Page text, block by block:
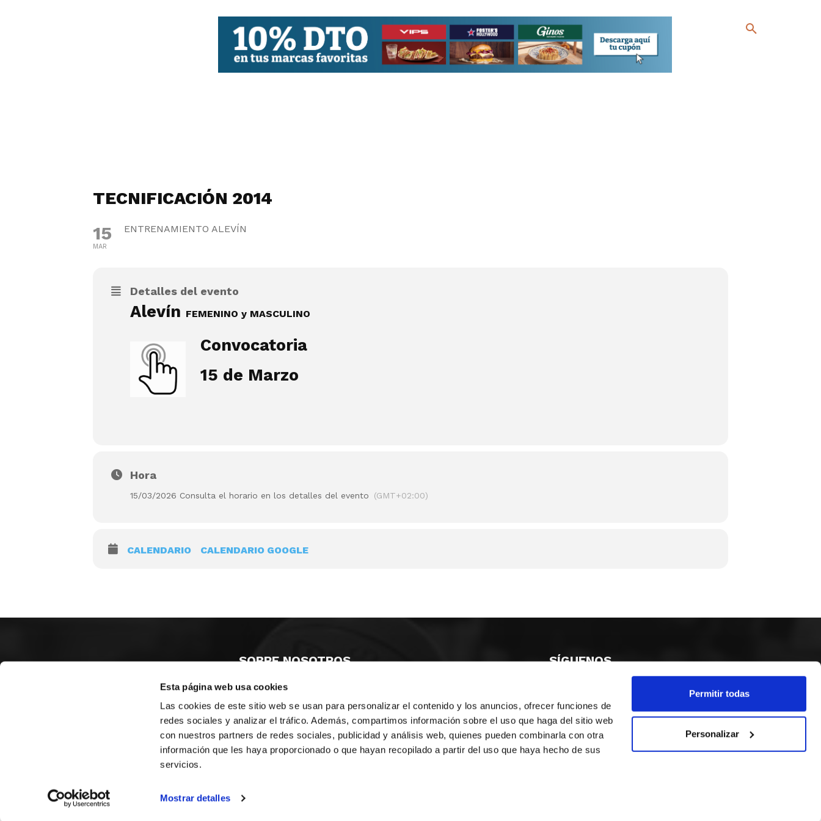
Esta página web usa cookies
Las cookies de este sitio web se usan para personalizar el contenido y los anuncios, ofrecer funciones de
redes sociales y analizar el tráfico. Además, compartimos información sobre el uso que haga del sitio web
con nuestros partners de redes sociales, publicidad y análisis web, quienes pueden combinarla con otra
información que les haya proporcionado o que hayan recopilado a partir del uso que haya hecho de sus
servicios.
Mostrar detalles
Permitir todas
Personalizar
TECNIFICACIÓN 2014
15
MAR
ENTRENAMIENTO ALEVÍN
Detalles del evento
Alevín FEMENINO y MASCULINO
Convocatoria
15 de Marzo
Hora
15/03/2026 Consulta el horario en los detalles del evento (GMT+02:00)
CALENDARIO CALENDARIO GOOGLE
SOBRE NOSOTROS
CASTELLON
VALENCIA
MONESTIR DE POBLET 14 1ª 3º
ALICANTE
CIUDAD DE MATANZAS 12
fbcv@fbcv.es
SÍGUENOS
© FEDERACIÓN BALONCESTO COMUNIDAD VALENCIANA